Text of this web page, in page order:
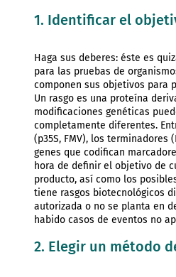
1. Identificar el
Haga sus deberes: éste es
para las pruebas de
componen sus objetivos para
Un rasgo es una proteína
modificaciones genéticas
completamente diferentes.
(p35S, FMV), los terminadores
genes que codifican
hora de definir el objetivo de
producto, así como los
tiene rasgos biotecnológicos
autorizada o no se planta en
habido casos de eventos no
2. Elegir un método